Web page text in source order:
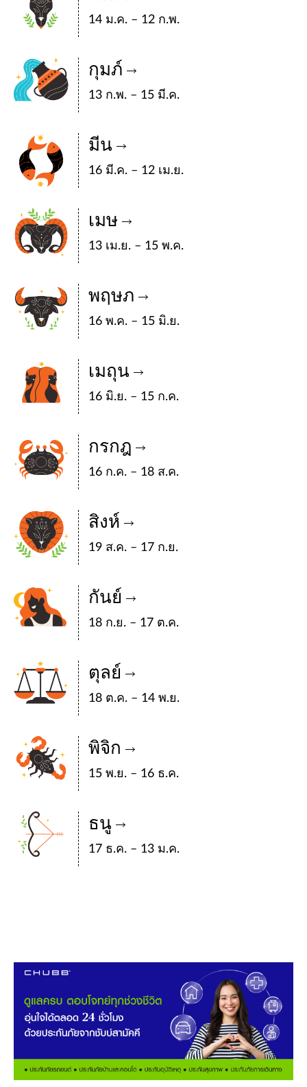
14 ม.ค. – 12 ก.พ.
กุมภ์
13 ก.พ. – 15 มี.ค.
มีน
16 มี.ค. – 12 เม.ย.
เมษ
13 เม.ย. – 15 พ.ค.
พฤษภ
16 พ.ค. – 15 มิ.ย.
เมถุน
16 มิ.ย. – 15 ก.ค.
กรกฎ
16 ก.ค. – 18 ส.ค.
สิงห์
19 ส.ค. – 17 ก.ย.
กันย์
18 ก.ย. – 17 ต.ค.
ตุลย์
18 ต.ค. – 14 พ.ย.
พิจิก
15 พ.ย. – 16 ธ.ค.
ธนู
17 ธ.ค. – 13 ม.ค.